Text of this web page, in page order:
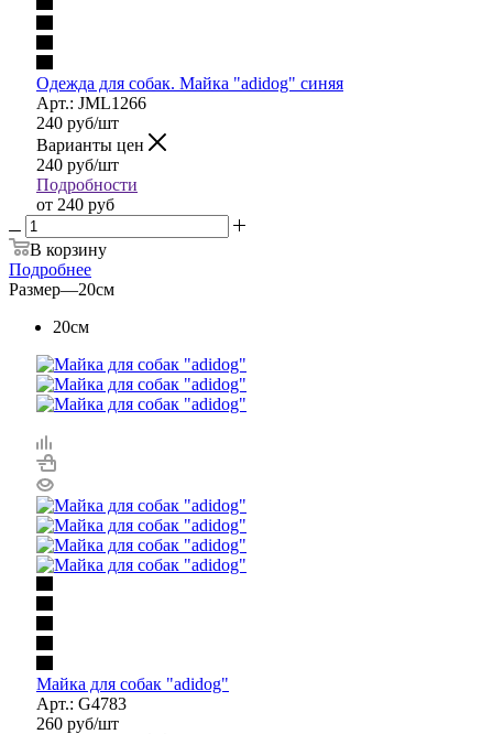
Одежда для собак. Майка "adidog" синяя
Арт.: JML1266
240 руб/шт
Варианты цен
240 руб/шт
Подробности
от 240 руб
В корзину
Подробнее
Размер—20см
20см
Майка для собак "adidog"
Арт.: G4783
260 руб/шт